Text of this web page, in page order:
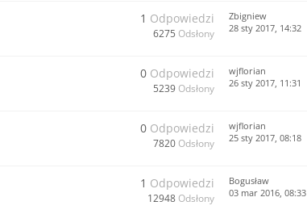
1 Odpowiedzi
6275 Odsłony
Zbigniew
28 sty 2017, 14:32
0 Odpowiedzi
5239 Odsłony
wjflorian
26 sty 2017, 11:31
0 Odpowiedzi
7820 Odsłony
wjflorian
25 sty 2017, 08:18
1 Odpowiedzi
12948 Odsłony
Bogusław
03 mar 2016, 08:33